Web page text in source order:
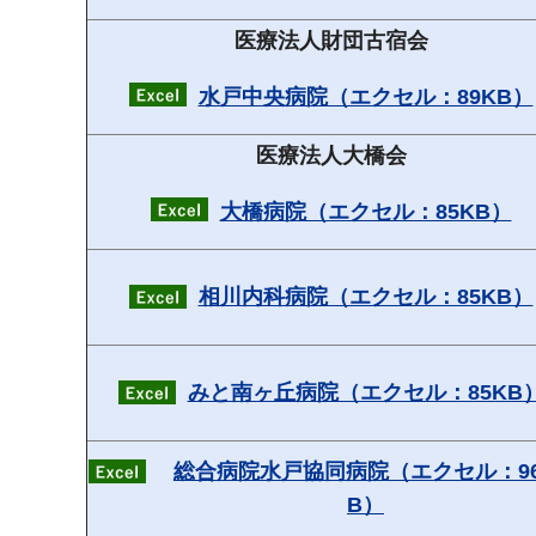
医療法人財団古宿会
水戸中央病院（エクセル：89KB）
医療法人大橋会
大橋病院（エクセル：85KB）
相川内科病院（エクセル：85KB）
みと南ヶ丘病院（エクセル：85KB
総合病院水戸協同病院（エクセル：
B）